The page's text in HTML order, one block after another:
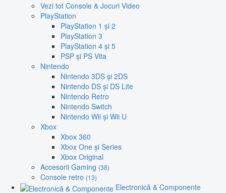
Vezi tot Console & Jocuri Video
PlayStation
PlayStation 1 și 2
PlayStation 3
PlayStation 4 și 5
PSP și PS Vita
Nintendo
Nintendo 3DS și 2DS
Nintendo DS și DS Lite
Nintendo Retro
Nintendo Switch
Nintendo Wii și Wii U
Xbox
Xbox 360
Xbox One și Series
Xbox Original
Accesorii Gaming (38)
Console retro (13)
Electronică & Componente